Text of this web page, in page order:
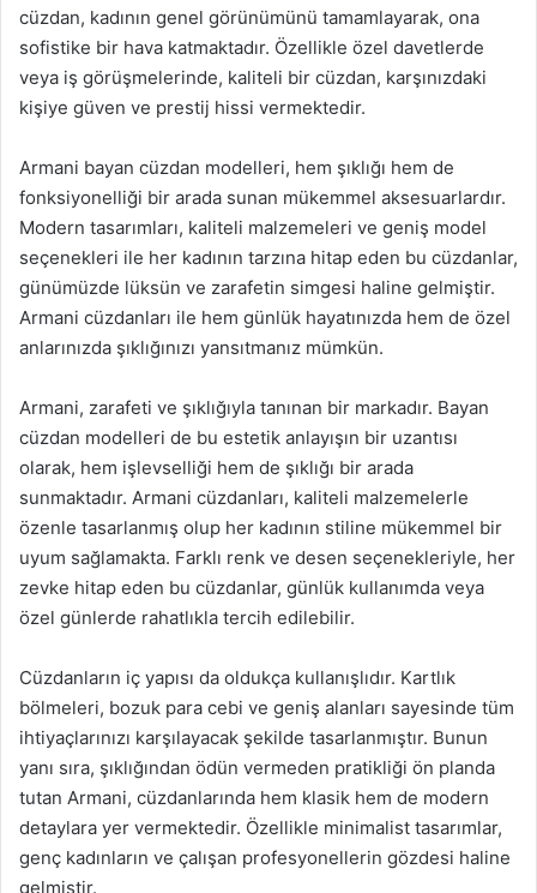
cüzdan, kadının genel görünümünü tamamlayarak, ona
sofistike bir hava katmaktadır. Özellikle özel davetlerde
veya iş görüşmelerinde, kaliteli bir cüzdan, karşınızdaki
kişiye güven ve prestij hissi vermektedir.
Armani bayan cüzdan modelleri, hem şıklığı hem de
fonksiyonelliği bir arada sunan mükemmel aksesuarlardır.
Modern tasarımları, kaliteli malzemeleri ve geniş model
seçenekleri ile her kadının tarzına hitap eden bu cüzdanlar,
günümüzde lüksün ve zarafetin simgesi haline gelmiştir.
Armani cüzdanları ile hem günlük hayatınızda hem de özel
anlarınızda şıklığınızı yansıtmanız mümkün.
Armani, zarafeti ve şıklığıyla tanınan bir markadır. Bayan
cüzdan modelleri de bu estetik anlayışın bir uzantısı
olarak, hem işlevselliği hem de şıklığı bir arada
sunmaktadır. Armani cüzdanları, kaliteli malzemelerle
özenle tasarlanmış olup her kadının stiline mükemmel bir
uyum sağlamakta. Farklı renk ve desen seçenekleriyle, her
zevke hitap eden bu cüzdanlar, günlük kullanımda veya
özel günlerde rahatlıkla tercih edilebilir.
Cüzdanların iç yapısı da oldukça kullanışlıdır. Kartlık
bölmeleri, bozuk para cebi ve geniş alanları sayesinde tüm
ihtiyaçlarınızı karşılayacak şekilde tasarlanmıştır. Bunun
yanı sıra, şıklığından ödün vermeden pratikliği ön planda
tutan Armani, cüzdanlarında hem klasik hem de modern
detaylara yer vermektedir. Özellikle minimalist tasarımlar,
genç kadınların ve çalışan profesyonellerin gözdesi haline
gelmiştir.